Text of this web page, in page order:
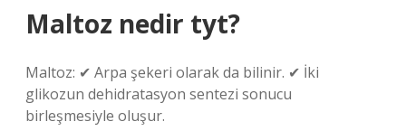
Maltoz nedir tyt?
Maltoz: ✔ Arpa şekeri olarak da bilinir. ✔ İki
glikozun dehidratasyon sentezi sonucu
birleşmesiyle oluşur.